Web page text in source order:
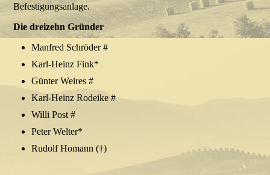
Befestigungsanlage.
Die dreizehn Gründer
Manfred Schröder #
Karl-Heinz Fink*
Günter Weires #
Karl-Heinz Rodeike #
Willi Post #
Peter Welter*
Rudolf Homann (†)